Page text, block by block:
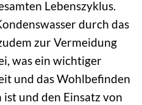
Lebenszyklus.
durch das
zur Vermeidung
was ein wichtiger
und das Wohlbefinden
und den Einsatz von